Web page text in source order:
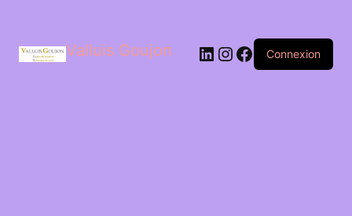
Valluis Goujon LinkedIn
Instagram
Facebook
Connexion